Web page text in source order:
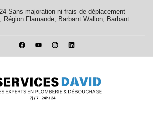
Sans majoration ni frais de déplacement
Région Flamande, Barbant Wallon, Barbant